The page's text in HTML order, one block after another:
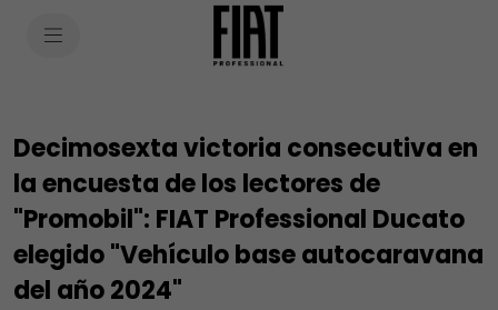
Decimosexta victoria consecutiva en
la encuesta de los lectores de
"Promobil": FIAT Professional Ducato
elegido "Vehículo base autocaravana
del año 2024"